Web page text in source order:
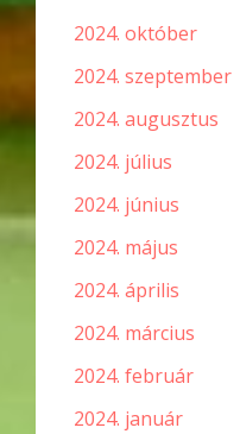
2024. október
2024. szeptember
2024. augusztus
2024. július
2024. június
2024. május
2024. április
2024. március
2024. február
2024. január